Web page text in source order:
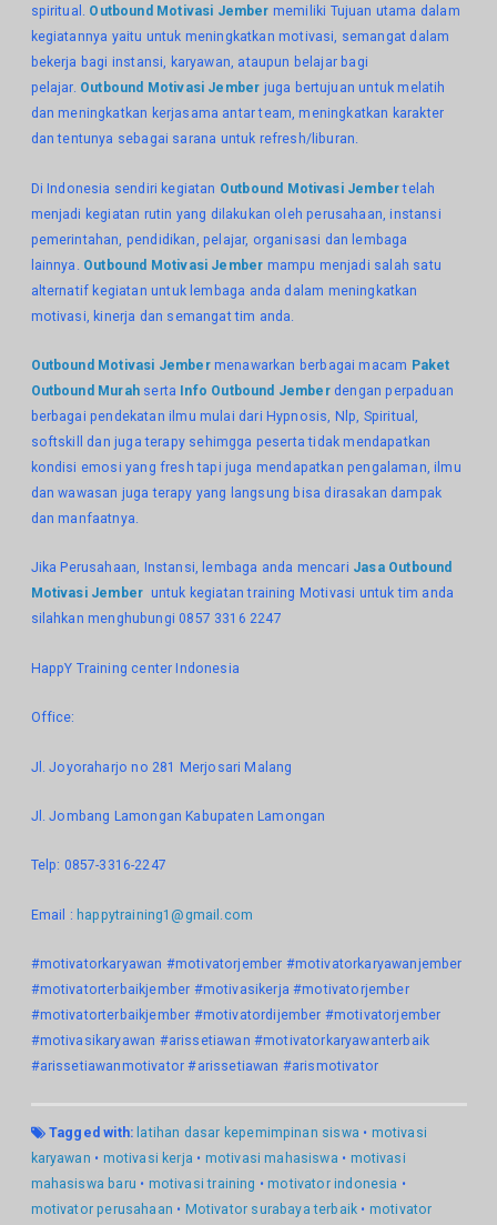
spiritual. Outbound Motivasi Jember memiliki Tujuan utama dalam
kegiatannya yaitu untuk meningkatkan motivasi, semangat dalam
bekerja bagi instansi, karyawan, ataupun belajar bagi
pelajar. Outbound Motivasi Jember juga bertujuan untuk melatih
dan meningkatkan kerjasama antar team, meningkatkan karakter
dan tentunya sebagai sarana untuk refresh/liburan.
Di Indonesia sendiri kegiatan Outbound Motivasi Jembertelah
menjadi kegiatan rutin yang dilakukan oleh perusahaan, instansi
pemerintahan, pendidikan, pelajar, organisasi dan lembaga
lainnya. Outbound Motivasi Jember mampu menjadi salah satu
alternatif kegiatan untuk lembaga anda dalam meningkatkan
motivasi, kinerja dan semangat tim anda.
Outbound Motivasi Jembermenawarkan berbagai macam Paket
Outbound Murahserta Info Outbound Jemberdengan perpaduan
berbagai pendekatan ilmu mulai dari Hypnosis, Nlp, Spiritual,
softskill dan juga terapy sehimgga peserta tidak mendapatkan
kondisi emosi yang fresh tapi juga mendapatkan pengalaman, ilmu
dan wawasan juga terapy yang langsung bisa dirasakan dampak
dan manfaatnya.
Jika Perusahaan, Instansi, lembaga anda mencari Jasa Outbound
Motivasi Jember untuk kegiatan training Motivasi untuk tim anda
silahkan menghubungi 0857 3316 2247
HappY Training center Indonesia
Office:
Jl. Joyoraharjo no 281 Merjosari Malang
Jl. Jombang Lamongan Kabupaten Lamongan
Telp: 0857-3316-2247
Email : happytraining1@gmail.com
#motivatorkaryawan #motivatorjember #motivatorkaryawanjember
#motivatorterbaikjember #motivasikerja #motivatorjember
#motivatorterbaikjember #motivatordijember #motivatorjember
#motivasikaryawan #arissetiawan #motivatorkaryawanterbaik
#arissetiawanmotivator #arissetiawan #arismotivator
Tagged with: latihan dasar kepemimpinan siswa • motivasi
karyawan • motivasi kerja • motivasi mahasiswa • motivasi
mahasiswa baru • motivasi training •motivator indonesia •
motivator perusahaan • Motivator surabaya terbaik • motivator